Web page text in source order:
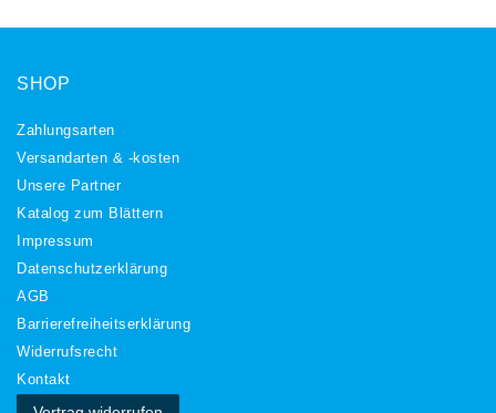
SHOP
Zahlungsarten
Versandarten & -kosten
Unsere Partner
Katalog zum Blättern
Impressum
Daten­schutz­erklärung
AGB
Barrierefreiheitserklärung
Widerrufs­recht
Kontakt